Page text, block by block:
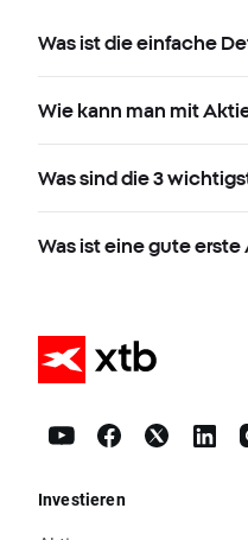
Was ist die einfache
Wie kann man mit
Was sind die 3
Was ist eine gute
Investieren